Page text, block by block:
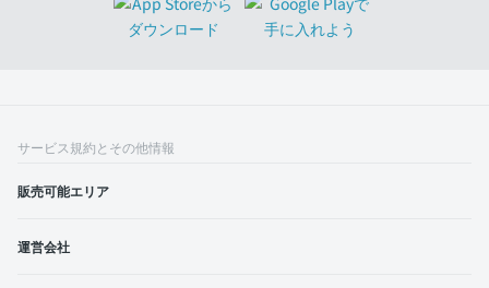
サービス規約とその他情報
販売可能エリア
運営会社